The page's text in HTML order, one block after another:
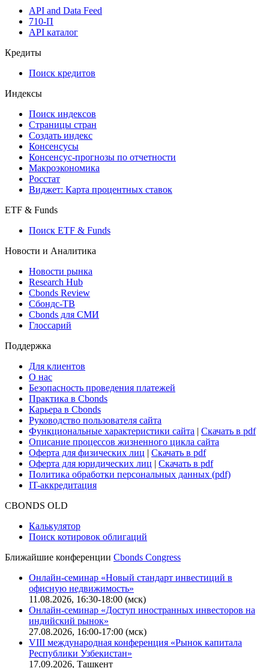
Мобильное приложение Cbonds
API
API and Data Feed
API каталог
Кредиты
Поиск кредитов
Индексы
Поиск индексов
Страницы стран
Создать индекс
Консенсусы
Макроэкономика
Виджет: Карта процентных ставок
ETF & Funds
Поиск ETF & Funds
Новости и Аналитика
Новости рынка
Research Hub
Сбондс-ТВ
Глоссарий
Поддержка
Для клиентов
О нас
Безопасность проведения платежей
Практика в Cbonds
Карьера в Cbonds
Руководство пользователя сайта
Функциональные характеристики сайта|Скачать в pdf
Описание процессов жизненного цикла сайта
Оферта для юридических лиц
IT-аккредитация
Поиск котировок облигаций
Ближайшие конференцииCbonds Congress
Онлайн-семинар «Новый стандарт инвестиций в
офисную недвижимость»
11.08.2026, 16:30-18:00 (мск)
Онлайн-семинар «Доступ иностранных инвесторов на
индийский рынок»